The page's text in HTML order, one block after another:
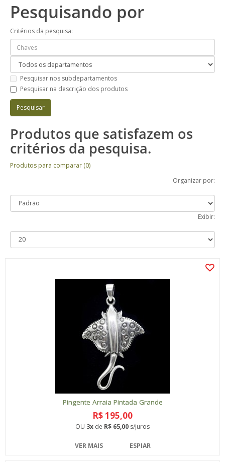
Pesquisando por
Critérios da pesquisa:
Pesquisar nos subdepartamentos
Pesquisar na descrição dos produtos
Produtos que satisfazem os
critérios da pesquisa.
Produtos para comparar (0)
Organizar por:
Exibir:
Pingente Arraia Pintada Grande
R$ 195,00
OU 3x de R$ 65,00 s/juros
VER MAIS ESPIAR